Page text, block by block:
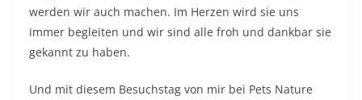
werden wir auch machen. Im Herzen wird sie uns
immer begleiten und wir sind alle froh und dankbar sie
gekannt zu haben.
Und mit diesem Besuchstag von mir bei Pets Nature